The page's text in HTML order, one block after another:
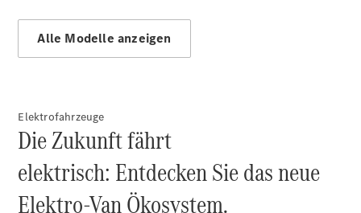
Servicetermin
vereinbaren
Alle Modelle anzeigen
Elektrofahrzeuge
Die Zukunft fährt
elektrisch: Entdecken Sie das neue
Elektro-Van Ökosystem.